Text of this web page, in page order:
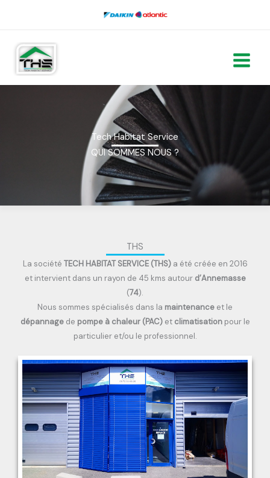
Tech Habitat Service
QUI SOMMES NOUS ?
THS
La société TECH HABITAT SERVICE (THS)a été créée en 2016
et intervient dans un rayon de 45 kms autour d’Annemasse
(74).
Nous sommes spécialisés dans la maintenance et le
dépannagede pompe à chaleur (PAC)et climatisation pour le
particulier et/ou le professionnel.